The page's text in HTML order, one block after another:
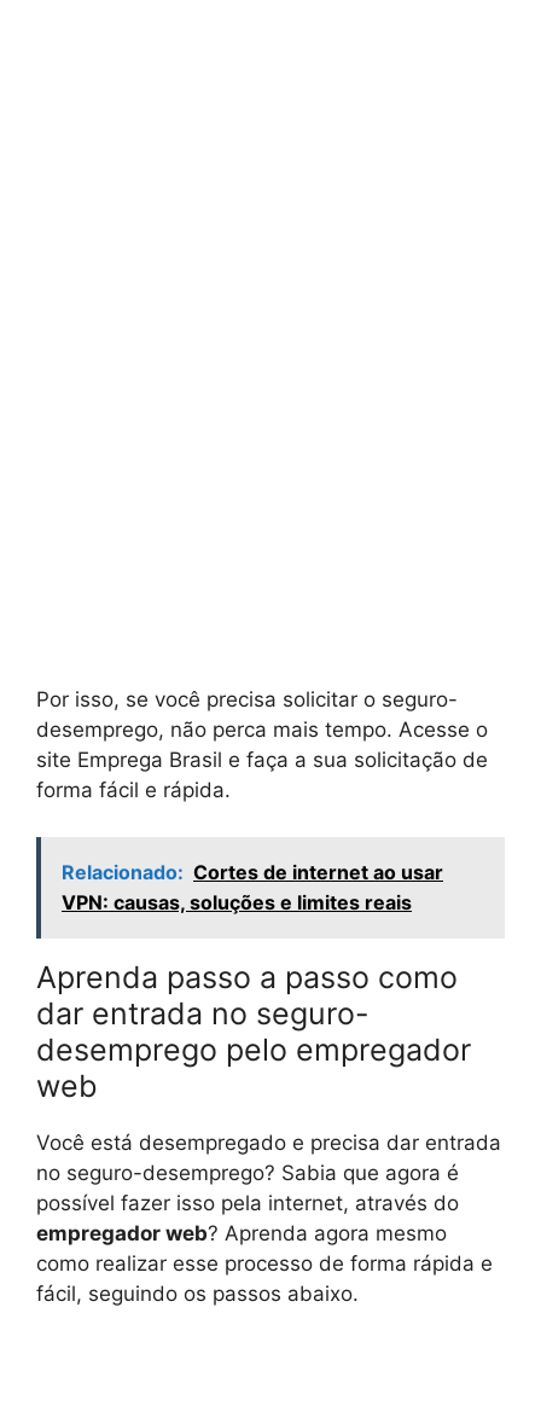
Por isso, se você precisa solicitar o seguro-
desemprego, não perca mais tempo. Acesse o
site Emprega Brasil e faça a sua solicitação de
forma fácil e rápida.
Relacionado: Cortes de internet ao usar
VPN: causas, soluções e limites reais
Aprenda passo a passo como
dar entrada no seguro-
desemprego pelo empregador
web
Você está desempregado e precisa dar entrada
no seguro-desemprego? Sabia que agora é
possível fazer isso pela internet, através do
empregador web? Aprenda agora mesmo
como realizar esse processo de forma rápida e
fácil, seguindo os passos abaixo.